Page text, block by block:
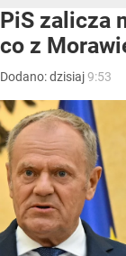
PiS zalicza
co z
Dodano:dzisiaj9:53